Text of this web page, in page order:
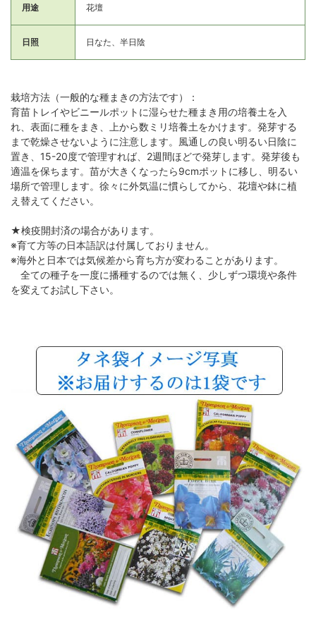
用途 花壇
日照 日なた、半日陰
栽培方法（一般的な種まきの方法です）：
育苗トレイやビニールポットに湿らせた種まき用の培養土を入
れ、表面に種をまき、上から数ミリ培養土をかけます。発芽する
まで乾燥させないように注意します。風通しの良い明るい日陰に
置き、15-20度で管理すれば、2週間ほどで発芽します。発芽後も
適温を保ちます。苗が大きくなったら9cmポットに移し、明るい
場所で管理します。徐々に外気温に慣らしてから、花壇や鉢に植
え替えてください。
★検疫開封済の場合があります。
※育て方等の日本語訳は付属しておりません。
※海外と日本では気候差から育ち方が変わることがあります。
全ての種子を一度に播種するのでは無く、少しずつ環境や条件
を変えてお試し下さい。